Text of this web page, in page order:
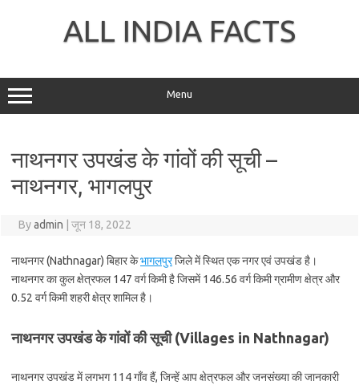
ALL INDIA FACTS
Menu
नाथनगर उपखंड के गांवों की सूची –
नाथनगर, भागलपुर
Byadmin जून 18, 2022
नाथनगर (Nathnagar) बिहार केभागलपुरजिले में स्थित एक नगर एवं उपखंड है।
नाथनगर का कुल क्षेत्रफल 147 वर्ग किमी है जिसमें 146.56 वर्ग किमी ग्रामीण क्षेत्र और
0.52 वर्ग किमी शहरी क्षेत्र शामिल है।
नाथनगर उपखंड के गांवों की सूची (Villages in Nathnagar)
नाथनगर उपखंड में लगभग 114 गाँव हैं, जिन्हें आप क्षेत्रफल और जनसंख्या की जानकारी